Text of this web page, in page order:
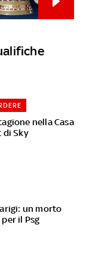
nella Casa
di Sky
un morto
il Psg